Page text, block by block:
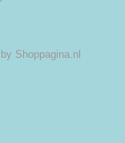
Shoppagina.nl